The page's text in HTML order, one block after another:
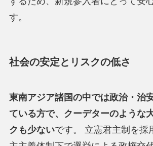
す。
社会の安定とリスクの低さ
東南アジア諸国の中では政治・治
ている方で、クーデターのような
クも少ないです。 立憲君主制を採